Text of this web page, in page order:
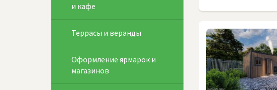
и кафе
Террасы и веранды
Оформление ярмарок и
магазинов